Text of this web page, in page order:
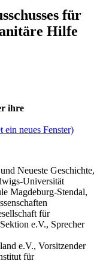
für
Hilfe
ihre
neues Fenster)
Neueste Geschichte,
Universität
Magdeburg-Stendal,
für
e.V., Sprecher
e.V., Vorsitzender
für